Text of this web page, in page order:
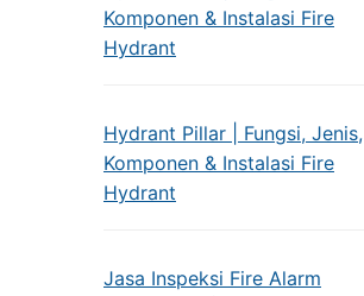
Komponen & Instalasi Fire
Hydrant
Hydrant Pillar | Fungsi, Jenis,
Komponen & Instalasi Fire
Hydrant
Jasa Inspeksi Fire Alarm